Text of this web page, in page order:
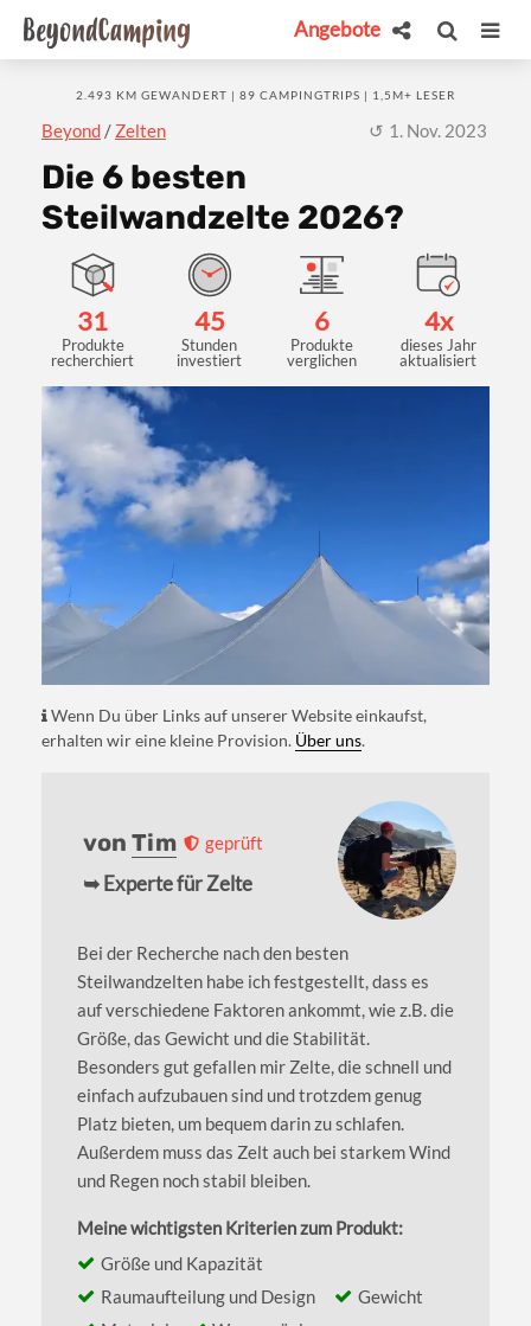
Angebote
Beyond / Zelten
2.493 KM GEWANDERT | 89 CAMPINGTRIPS | 1,5M+ LESER
1. Nov. 2023
Die 6 besten
Steilwandzelte 2026?
31
Produkte
recherchiert
45
Stunden
investiert
6
Produkte
verglichen
4x
dieses Jahr
aktualisiert
Wenn Du über Links auf unserer Website einkaufst,
erhalten wir eine kleine Provision. Über uns.
vonTim geprüft
➥ Experte für Zelte
Bei der Recherche nach den besten
Steilwandzelten habe ich festgestellt, dass es
auf verschiedene Faktoren ankommt, wie z.B. die
Größe, das Gewicht und die Stabilität.
Besonders gut gefallen mir Zelte, die schnell und
einfach aufzubauen sind und trotzdem genug
Platz bieten, um bequem darin zu schlafen.
Außerdem muss das Zelt auch bei starkem Wind
und Regen noch stabil bleiben.
Meine wichtigsten Kriterien zum Produkt:
Größe und Kapazität
Raumaufteilung und Design
Gewicht